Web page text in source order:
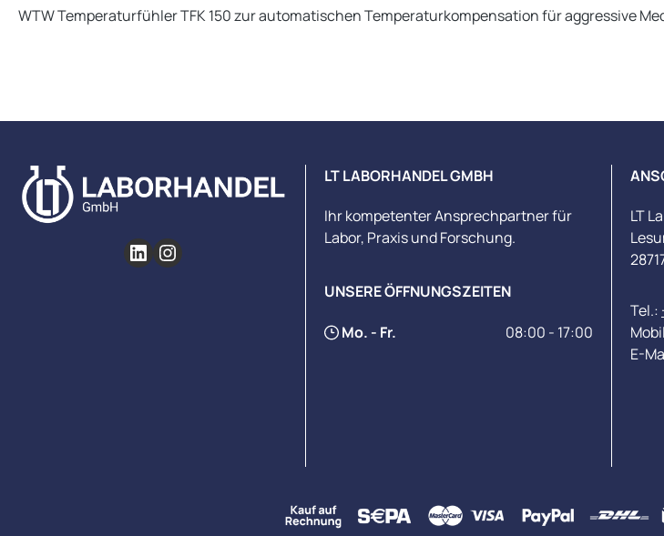
WTW Temperaturfühler TFK 150 zur automatischen Temperaturkompensation für aggressive
LT LABORHANDEL GMBH
Ihr kompetenter Ansprechpartner für
Labor, Praxis und Forschung.
UNSERE ÖFFNUNGSZEITEN
Mo. - Fr. 08:00 - 17:00
LT
Tel.:
E-